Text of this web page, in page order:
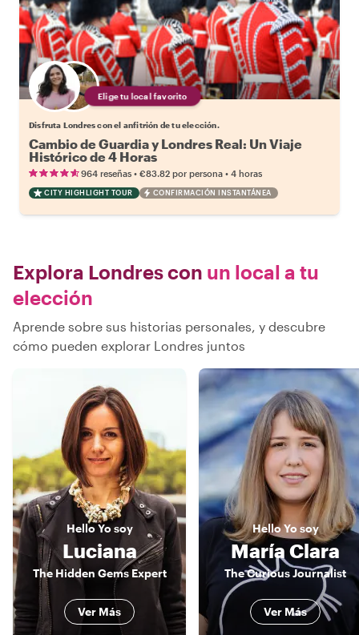
Elige tu local favorito
Disfruta Londres con el anfitrión de tu elección.
Cambio de Guardia y Londres Real: Un Viaje
Histórico de 4 Horas
964 reseñas • €83.82 por persona • 4 horas
CITY HIGHLIGHT TOUR CONFIRMACIÓN INSTANTÁNEA
Explora Londres con un local a tu
elección
Aprende sobre sus historias personales, y descubre
cómo pueden explorar Londres juntos
Hello Yo soy
Luciana
The Hidden Gems Expert
Ver Más
HelloYo soy
María Clara
The Curious Journalist
Ver Más